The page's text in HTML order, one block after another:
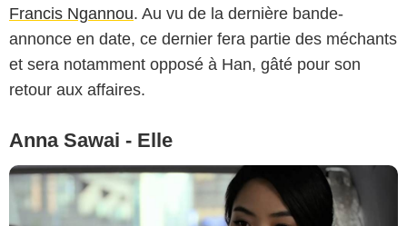
Francis Ngannou. Au vu de la dernière bande-
annonce en date, ce dernier fera partie des méchants
et sera notamment opposé à Han, gâté pour son
retour aux affaires.
Anna Sawai - Elle